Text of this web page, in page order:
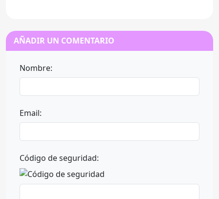
AÑADIR UN COMENTARIO
Nombre:
Email:
Código de seguridad: